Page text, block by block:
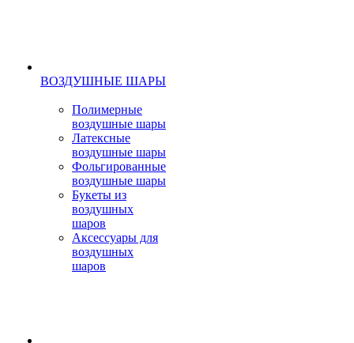
ВОЗДУШНЫЕ ШАРЫ
Полимерные
воздушные шары
Латексные
воздушные шары
Фольгированные
воздушные шары
Букеты из
воздушных
шаров
Аксессуары для
воздушных
шаров